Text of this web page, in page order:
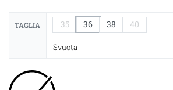
TAGLIA 35 36 38 40
Svuota